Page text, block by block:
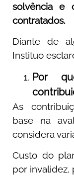
solvência e
contratados.
Diante de
Instituo
Por
As
base na
considera
Custo do
por invalidez,